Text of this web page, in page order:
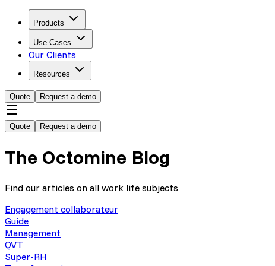
Products
Use Cases
Our Clients
Resources
Quote Request a demo
Quote Request a demo
The Octomine Blog
Find our articles on all work life subjects
Engagement collaborateur
Guide
Management
QVT
Super-RH